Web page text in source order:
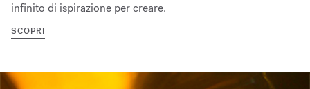
infinito di ispirazione per creare.
SCOPRI